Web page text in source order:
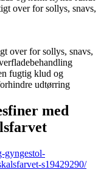
over for sollys, snavs,
over for sollys, snavs,
fugtig klud og
udtørring
med
gyngestol-
s19429290/